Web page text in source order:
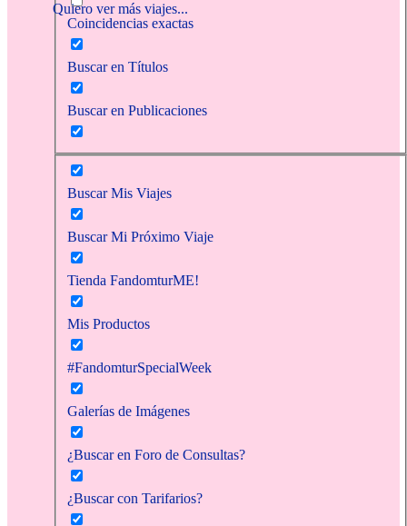
Quiero ver más viajes...
Coincidencias exactas
Buscar en Títulos
Buscar en Publicaciones
Buscar Mis Viajes
Buscar Mi Próximo Viaje
Tienda FandomturME!
Mis Productos
#FandomturSpecialWeek
Galerías de Imágenes
¿Buscar en Foro de Consultas?
¿Buscar con Tarifarios?